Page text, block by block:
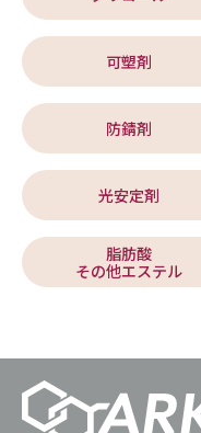
可塑剤
防錆剤
光安定剤
脂肪酸
その他エステル